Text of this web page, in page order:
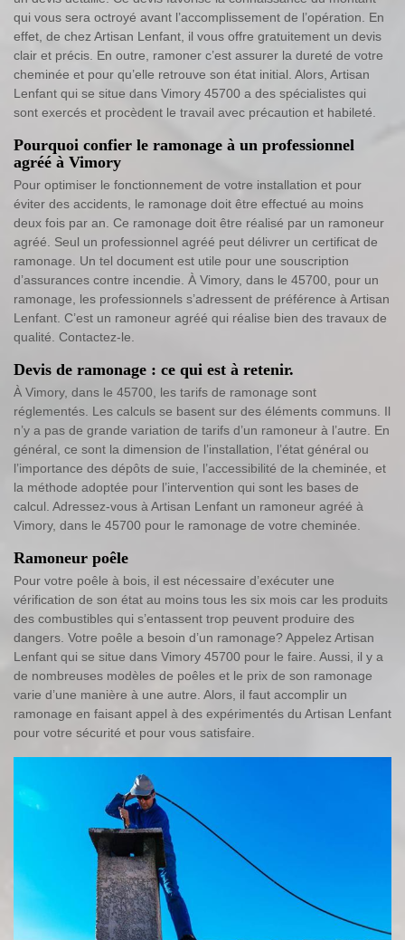
qui vous sera octroyé avant l’accomplissement de l’opération. En
effet, de chez Artisan Lenfant, il vous offre gratuitement un devis
clair et précis. En outre, ramoner c’est assurer la dureté de votre
cheminée et pour qu’elle retrouve son état initial. Alors, Artisan
Lenfant qui se situe dans Vimory 45700 a des spécialistes qui
sont exercés et procèdent le travail avec précaution et habileté.
Pourquoi confier le ramonage à un professionnel
agréé à Vimory
Pour optimiser le fonctionnement de votre installation et pour
éviter des accidents, le ramonage doit être effectué au moins
deux fois par an. Ce ramonage doit être réalisé par un ramoneur
agréé. Seul un professionnel agréé peut délivrer un certificat de
ramonage. Un tel document est utile pour une souscription
d’assurances contre incendie. À Vimory, dans le 45700, pour un
ramonage, les professionnels s’adressent de préférence à Artisan
Lenfant. C’est un ramoneur agréé qui réalise bien des travaux de
qualité. Contactez-le.
Devis de ramonage : ce qui est à retenir.
À Vimory, dans le 45700, les tarifs de ramonage sont
réglementés. Les calculs se basent sur des éléments communs. Il
n’y a pas de grande variation de tarifs d’un ramoneur à l’autre. En
général, ce sont la dimension de l’installation, l’état général ou
l’importance des dépôts de suie, l’accessibilité de la cheminée, et
la méthode adoptée pour l’intervention qui sont les bases de
calcul. Adressez-vous à Artisan Lenfant un ramoneur agréé à
Vimory, dans le 45700 pour le ramonage de votre cheminée.
Ramoneur poêle
Pour votre poêle à bois, il est nécessaire d’exécuter une
vérification de son état au moins tous les six mois car les produits
des combustibles qui s’entassent trop peuvent produire des
dangers. Votre poêle a besoin d’un ramonage? Appelez Artisan
Lenfant qui se situe dans Vimory 45700 pour le faire. Aussi, il y a
de nombreuses modèles de poêles et le prix de son ramonage
varie d’une manière à une autre. Alors, il faut accomplir un
ramonage en faisant appel à des expérimentés du Artisan Lenfant
pour votre sécurité et pour vous satisfaire.